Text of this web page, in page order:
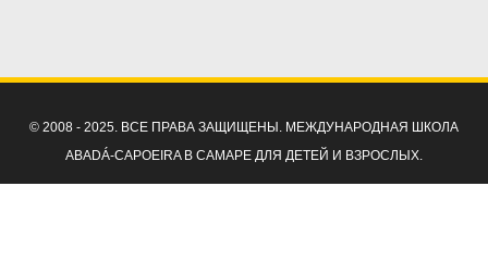
© 2008 - 2025. ВСЕ ПРАВА ЗАЩИЩЕНЫ. МЕЖДУНАРОДНАЯ ШКОЛА
ABADÁ-CAPOEIRA В САМАРЕ ДЛЯ ДЕТЕЙ И ВЗРОСЛЫХ.